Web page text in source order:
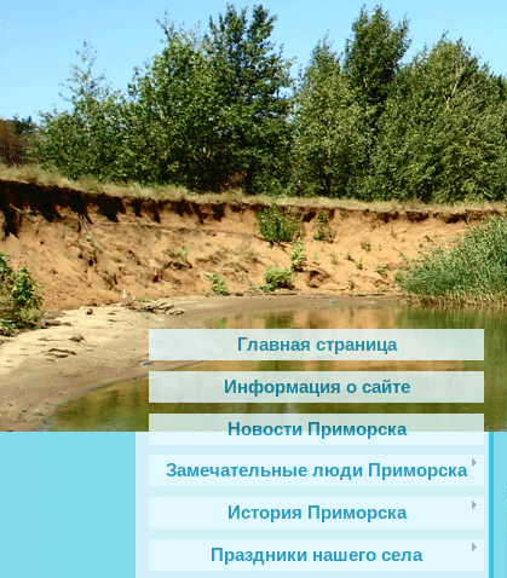
Главная страница
Информация о сайте
Новости Приморска
Замечательные люди Приморска
История Приморска
Праздники нашего села